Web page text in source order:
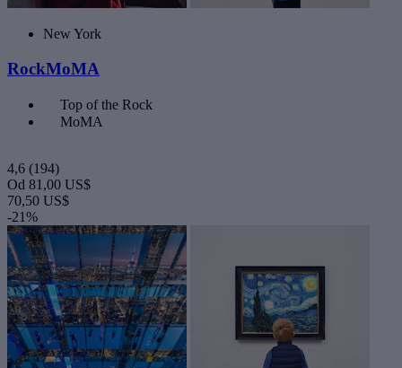
New York
RockMoMA
Top of the Rock
MoMA
4,6 (194)
Od 81,00 US$
70,50 US$
-21%